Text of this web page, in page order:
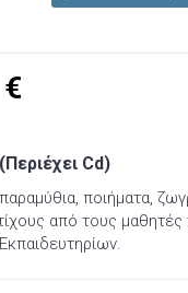
€
Cd)
ποιήματα,
από τους μαθητές